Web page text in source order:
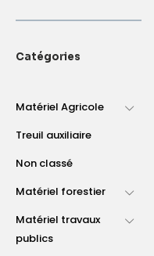
Catégories
Matériel Agricole
Treuil auxiliaire
Non classé
Matériel forestier
Matériel travaux
publics